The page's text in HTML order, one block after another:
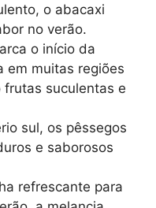
o abacaxi
no verão.
o início da
em muitas regiões
suculentas e
sul, os pêssegos
e saborosos
refrescante para